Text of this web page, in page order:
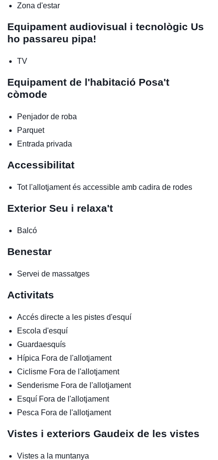
Zona d'estar
Equipament audiovisual i tecnològic Us
ho passareu pipa!
TV
Equipament de l'habitació Posa't
còmode
Penjador de roba
Parquet
Entrada privada
Accessibilitat
Tot l'allotjament és accessible amb cadira de rodes
Exterior Seu i relaxa't
Balcó
Benestar
Servei de massatges
Activitats
Accés directe a les pistes d'esquí
Escola d'esquí
Guardaesquís
Hípica Fora de l'allotjament
Ciclisme Fora de l'allotjament
Senderisme Fora de l'allotjament
Esquí Fora de l'allotjament
Pesca Fora de l'allotjament
Vistes i exteriors Gaudeix de les vistes
Vistes a la muntanya